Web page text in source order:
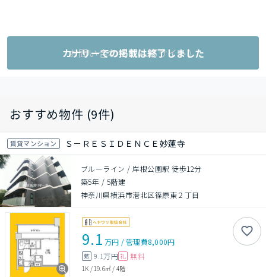
お問い合わせ（外部サイト）
カナリーでの掲載は終了しました
おすすめ物件 (9件)
賃貸マンション Ｓ－ＲＥＳＩＤＥＮＣＥ妙蓮寺
ブルーライン / 岸根公園駅 徒歩12分
築5年 / 5階建
神奈川県横浜市港北区篠原東２丁目
9.1 万円 /管理費8,000円
敷 9.1万円 礼 無料
1K /19.6㎡ / 4階